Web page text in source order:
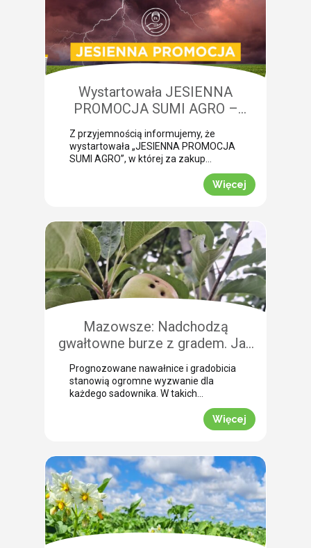
niedobory składników pokarmowych,
co opóźnia wykonanie właściwego
zabiegu. Nasza ekspertka Monika
Krzywak przeprowadziła lustrację w
powiecie gryfickim […]
Wystartowała JESIENNA
PROMOCJA SUMI AGRO –
zyskaj natychmiastowe rabaty!
Z przyjemnością informujemy, że
wystartowała „JESIENNA PROMOCJA
SUMI AGRO”, w której za zakup
uzyskać atrakcyjny rabat! Promocja
trwa od 1 lipca do 30 września 2026
prosty sposób obniżyć koszty
jesiennych zakupów. Wybierz swój
pakiet i odbierz rabat Mechanizm
promocji jest niezwykle prosty.
Wystarczy kupić jeden z […]
Więcej
Mazowsze: Nadchodzą
gwałtowne burze z gradem. Jak
skutecznie przeprowadzić
zabezpieczenie owoców po
gradobiciu?
Prognozowane nawałnice i gradobicia
stanowią ogromne wyzwanie dla
każdego sadownika. W takich
natychmiastowe zabezpieczenie
Uszkodzona skórka to otwarta droga
dla patogenów grzybowych, które
potrafią zniszczyć owoce tuż przed
zbiorem. Nasza ekspertka Justyna
Wasiak ostrzega przed nadchodzącym
frontem burzowym i wskazuje
skuteczne rozwiązanie interwencyjne.
Więcej